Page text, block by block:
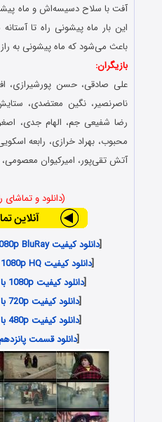
آفت با سلاح دسیسه‌اش و ماه
این بار ماه پیشونی راه تا
باعث می‌شود که ماه پیشونی به
بازیگران:
علی صادقی، حسن پورشیرازی،
ناصرنصیر، نگین معتضدی،
رضا شفیعی جم، الهام جدی،
محبوب، بهراد خرازی، رابعه
آتش تقی‌پور، امیرکیوان
(دانلود و تماشای
[دانلود کیفیت 1080p BluRay با حجم 4.08 گیگابایت
[دانلود کیفیت 1080p HQ با حجم 1.49 گیگابایت
[دانلود کیفیت 1080p با حجم 1.08 گیگابایت
[دانلود کیفیت 720p با حجم 560 مگابایت
[دانلود کیفیت 480p با حجم 385 مگابایت
[دانلود قسمت